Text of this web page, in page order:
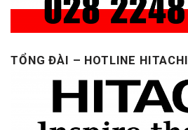
TỔNG ĐÀI – HOTLINE HITACHI